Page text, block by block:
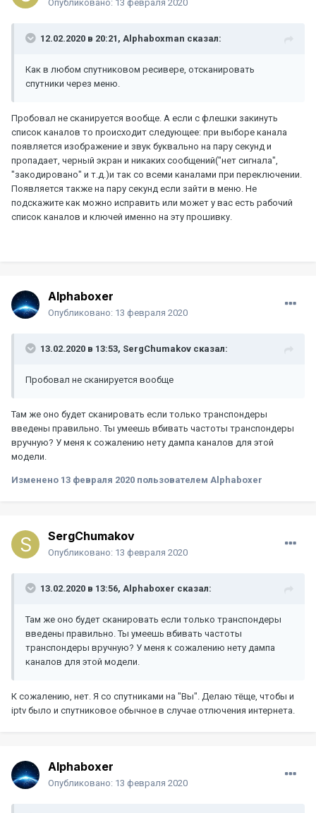
Опубликовано: 13 февраля 2020
12.02.2020 в 20:21, Alphaboxman сказал:
Как в любом спутниковом ресивере, отсканировать
спутники через меню.
Пробовал не сканируется вообще. А если с флешки закинуть
список каналов то происходит следующее: при выборе канала
появляется изображение и звук буквально на пару секунд и
пропадает, черный экран и никаких сообщений("нет сигнала",
"закодировано" и т.д.)и так со всеми каналами при переключении.
Появляется также на пару секунд если зайти в меню. Не
подскажите как можно исправить или может у вас есть рабочий
список каналов и ключей именно на эту прошивку.
Alphaboxer
Опубликовано: 13 февраля 2020
13.02.2020 в 13:53, SergChumakov сказал:
Пробовал не сканируется вообще
Там же оно будет сканировать если только транспондеры
введены правильно. Ты умеешь вбивать частоты транспондеры
вручную? У меня к сожалению нету дампа каналов для этой
модели.
Изменено 13 февраля 2020 пользователем Alphaboxer
SergChumakov
Опубликовано: 13 февраля 2020
13.02.2020 в 13:56, Alphaboxer сказал:
Там же оно будет сканировать если только транспондеры
введены правильно. Ты умеешь вбивать частоты
транспондеры вручную? У меня к сожалению нету дампа
каналов для этой модели.
К сожалению, нет. Я со спутниками на "Вы". Делаю тёще, чтобы и
iptv было и спутниковое обычное в случае отлючения интернета.
Alphaboxer
Опубликовано: 13 февраля 2020